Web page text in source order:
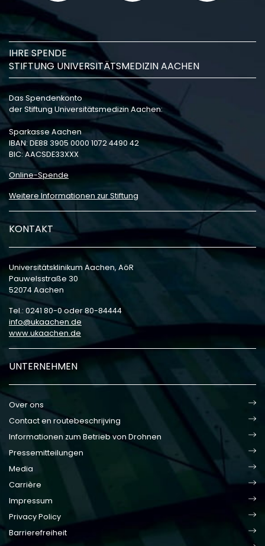
IHRE SPENDE
STIFTUNG UNIVERSITÄTSMEDIZIN AACHEN
Das Spendenkonto
der Stiftung Universitätsmedizin Aachen:
Sparkasse Aachen
IBAN: DE88 3905 0000 1072 4490 42
BIC: AACSDE33XXX
Online-Spende
Weitere Informationen zur Stiftung
KONTAKT
Universitätsklinikum Aachen, AöR
Pauwelsstraße 30
52074 Aachen
Tel.: 0241 80-0 oder 80-84444
info
ukaachen de
www.ukaachen.de
UNTERNEHMEN
Over ons
Contact en routebeschrijving
Informationen zum Betrieb von Drohnen
Pressemitteilungen
Media
Carrière
Impressum
Privacy Policy
Barrierefreiheit